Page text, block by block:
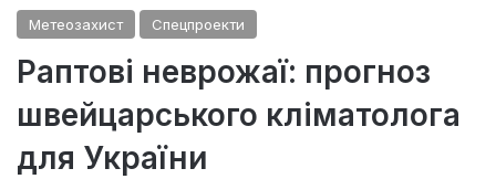
Метеозахист Спецпроекти
Раптові неврожаї: прогноз
швейцарського кліматолога
для України